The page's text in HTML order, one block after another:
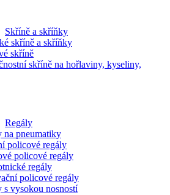
Skříně a skříňky
skříně a skříňky
skříně
skříně na hořlaviny, kyseliny,
Regály
na pneumatiky
policové regály
policové regály
regály
policové regály
s vysokou nosností